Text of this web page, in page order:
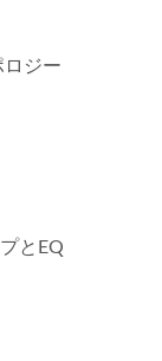
ロジー
とEQ